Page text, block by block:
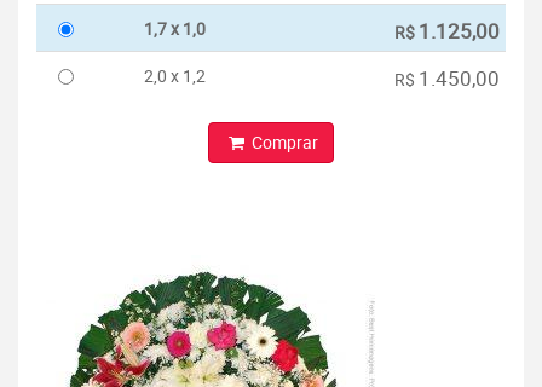
1,7 x 1,0 R$ 1.125,00
2,0 x 1,2 R$ 1.450,00
Comprar